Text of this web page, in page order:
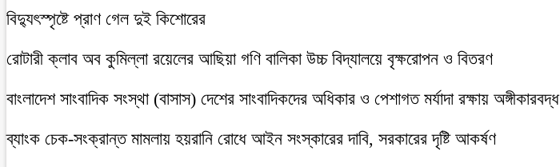
বিদ্যুৎস্পৃষ্টে প্রাণ গেল দুই কিশোরের
রোটারী ক্লাব অব কুমিল্লা রয়েলের আছিয়া গণি বালিকা উচ্চ বিদ্যালয়ে বৃক্ষরোপন ও বিতরণ
বাংলাদেশ সাংবাদিক সংস্থা (বাসাস) দেশের সাংবাদিকদের অধিকার ও পেশাগত মর্যাদা রক্ষায় অঙ্গীকারবদ্ধ
ব্যাংক চেক-সংক্রান্ত মামলায় হয়রানি রোধে আইন সংস্কারের দাবি, সরকারের দৃষ্টি আকর্ষণ